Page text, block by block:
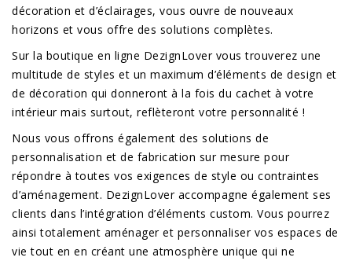
décoration et d’éclairages, vous ouvre de nouveaux
horizons et vous offre des solutions complètes.
Sur la boutique en ligne DezignLover vous trouverez une
multitude de styles et un maximum d’éléments de design et
de décoration qui donneront à la fois du cachet à votre
intérieur mais surtout, reflèteront votre personnalité !
Nous vous offrons également des solutions de
personnalisation et de fabrication sur mesure pour
répondre à toutes vos exigences de style ou contraintes
d’aménagement. DezignLover accompagne également ses
clients dans l’intégration d’éléments custom. Vous pourrez
ainsi totalement aménager et personnaliser vos espaces de
vie tout en en créant une atmosphère unique qui ne